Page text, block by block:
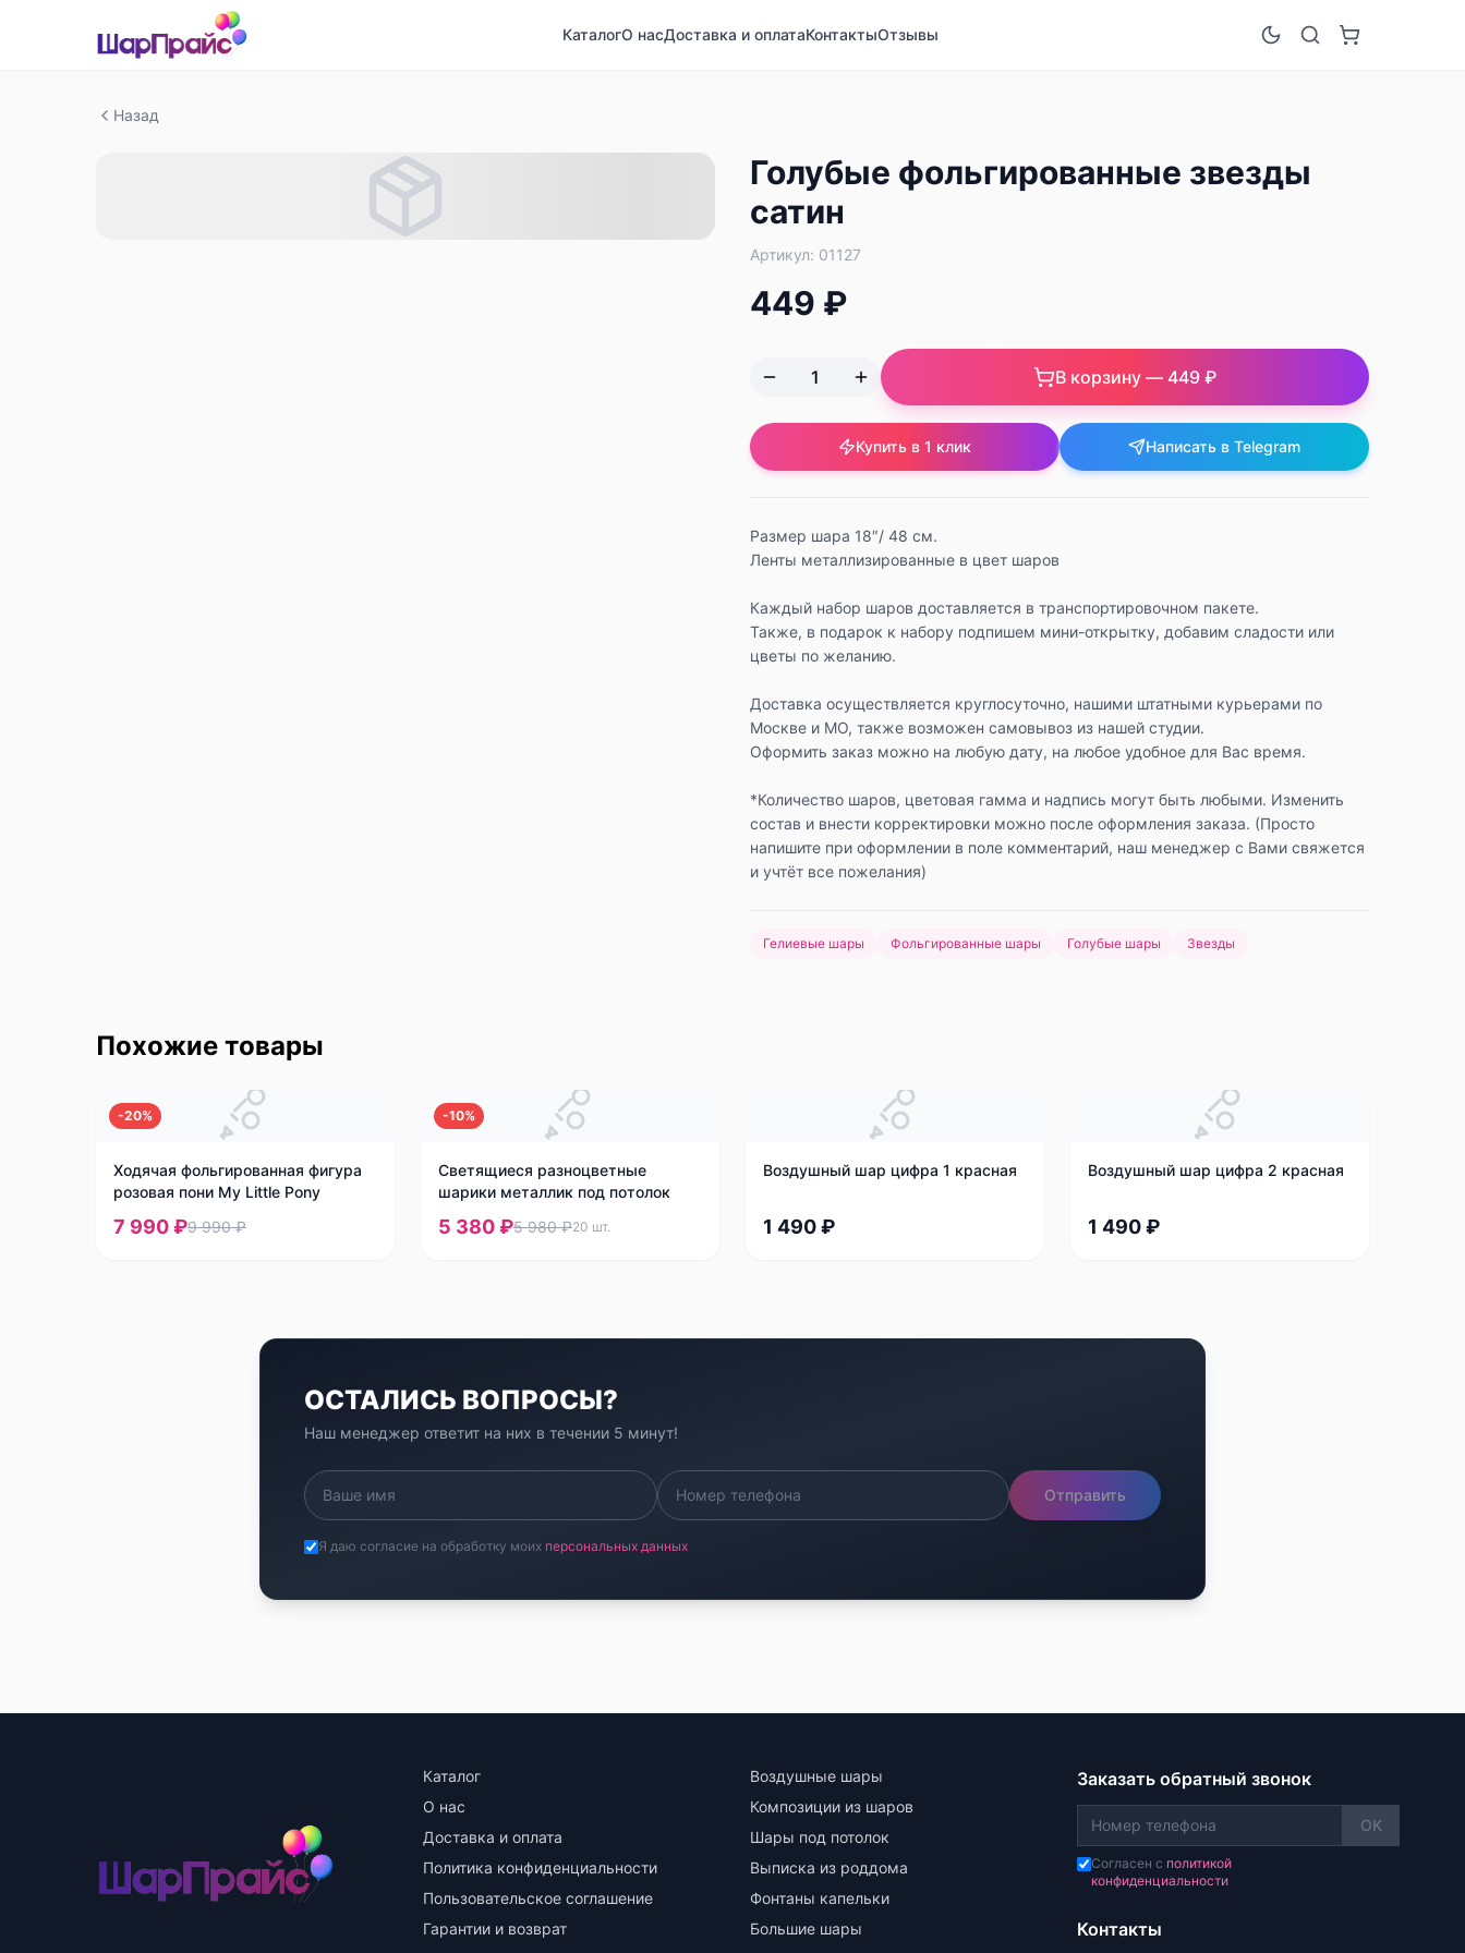
КаталогО насДоставка и оплатаКонтактыОтзывы
Назад
Голубые фольгированные звезды
сатин
Артикул: 01127
449 ₽
В корзину — 449 ₽
Купить в 1 клик Написать в Telegram
Размер шара 18″/ 48 см.
Ленты металлизированные в цвет шаров
Каждый набор шаров доставляется в транспортировочном пакете.
Также, в подарок к набору подпишем мини-открытку, добавим сладости или
цветы по желанию.
Доставка осуществляется круглосуточно, нашими штатными курьерами по
Москве и МО, также возможен самовывоз из нашей студии.
Оформить заказ можно на любую дату, на любое удобное для Вас время.
*Количество шаров, цветовая гамма и надпись могут быть любыми. Изменить
состав и внести корректировки можно после оформления заказа. (Просто
напишите при оформлении в поле комментарий, наш менеджер с Вами свяжется
и учтёт все пожелания)
Гелиевые шары Фольгированные шары Голубые шары Звезды
Похожие товары
-20%
Ходячая фольгированная фигура
розовая пони My Little Pony
7 990 ₽9 990 ₽
-10%
Светящиеся разноцветные
шарики металлик под потолок
5 380 ₽5 980 ₽20 шт.
Воздушный шар цифра 1 красная
1 490 ₽
Воздушный шар цифра 2 красная
1 490 ₽
ОСТАЛИСЬ ВОПРОСЫ?
Наш менеджер ответит на них в течении 5 минут!
Отправить
Я даю согласие на обработку моих персональных данных
Каталог
О нас
Доставка и оплата
Политика конфиденциальности
Пользовательское соглашение
Гарантии и возврат
Воздушные шары
Композиции из шаров
Шары под потолок
Выписка из роддома
Фонтаны капельки
Большие шары
Заказать обратный звонок
OK
Согласен с политикой
конфиденциальности
Контакты